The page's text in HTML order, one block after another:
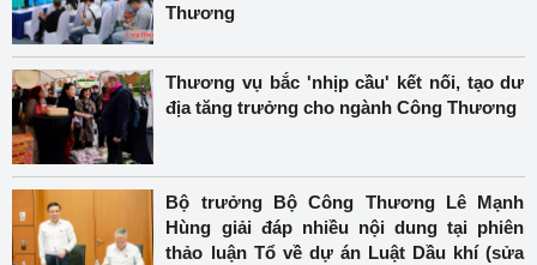
Thương
Thương vụ bắc 'nhịp cầu' kết nối, tạo dư
địa tăng trưởng cho ngành Công Thương
Bộ trưởng Bộ Công Thương Lê Mạnh
Hùng giải đáp nhiều nội dung tại phiên
thảo luận Tổ về dự án Luật Dầu khí (sửa